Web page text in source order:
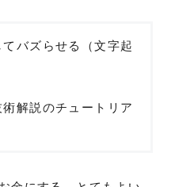
バズらせる（文字起
解説のチュートリア